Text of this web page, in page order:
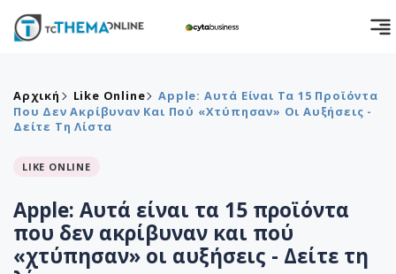
Αρχική Like Online
Apple: Αυτά Είναι Τα 15 Προϊόντα
Που Δεν Ακρίβυναν Και Πού «χτύπησαν» Οι Αυξήσεις -
Δείτε Τη Λίστα
LIKE ONLINE
Apple: Αυτά είναι τα 15 προϊόντα
που δεν ακρίβυναν και πού
«χτύπησαν» οι αυξήσεις - Δείτε τη